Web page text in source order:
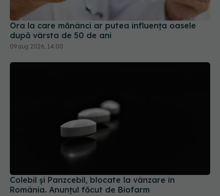
Ora la care mănânci ar putea influența oasele
după vârsta de 50 de ani
09 aug 2026, 14:00
Colebil și Panzcebil, blocate la vânzare în
România. Anunțul făcut de Biofarm